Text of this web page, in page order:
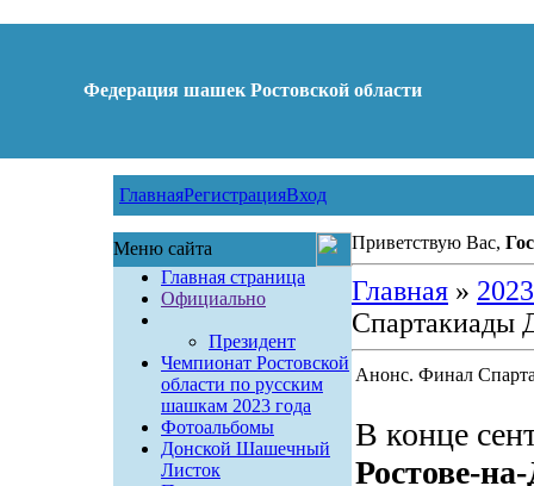
Федерация шашек Ростовской области
ГлавнаяРегистрацияВход
Меню сайта
Главная страница
Официально
Президент
Чемпионат Ростовской
области по русским
шашкам 2023 года
Фотоальбомы
Донской Шашечный
Листок
Приветствую Вас,
Главная» 2023
Спартакиады
Анонс. Финал
В конце
Ростове-